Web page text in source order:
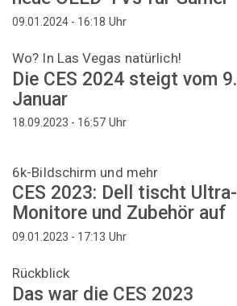
09.01.2024 - 16:18 Uhr
Wo? In Las Vegas natürlich!
Die CES 2024 steigt vom
Januar
18.09.2023 - 16:57 Uhr
6k-Bildschirm und mehr
CES 2023: Dell tischt
Monitore und Zubehör auf
09.01.2023 - 17:13 Uhr
Rückblick
Das war die CES 2023